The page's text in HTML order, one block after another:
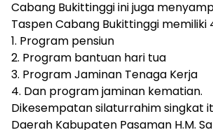
Cabang Bukittinggi ini juga
Taspen Cabang Bukittinggi memiliki
1. Program pensiun
2. Program bantuan hari tua
3. Program Jaminan Tenaga Kerja
4. Dan program jaminan kematian.
Dikesempatan silaturrahim singkat
Daerah Kabupaten Pasaman H.M.